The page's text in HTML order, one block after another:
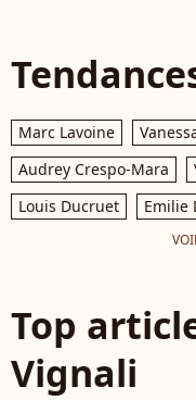
Marc Lavoine
Audrey Crespo-Mara
Louis Ducruet
Emilie
Top
Vignali